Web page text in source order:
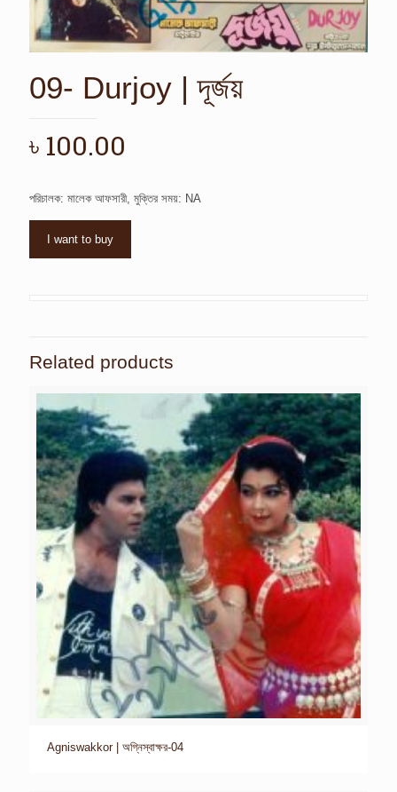
09- Durjoy | দূর্জয়
৳ 100.00
পরিচালক: মালেক আফসারী, মুক্তির সময়: NA
I want to buy
Related products
Agniswakkor | অগ্নিস্বাক্ষর-04